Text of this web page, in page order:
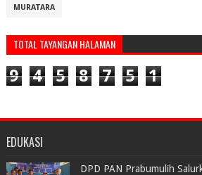
MURATARA
TOTAL TAYANGAN HALAMAN
9 4 5 8 7 5 1
EDUKASI
DPD PAN Prabumulih